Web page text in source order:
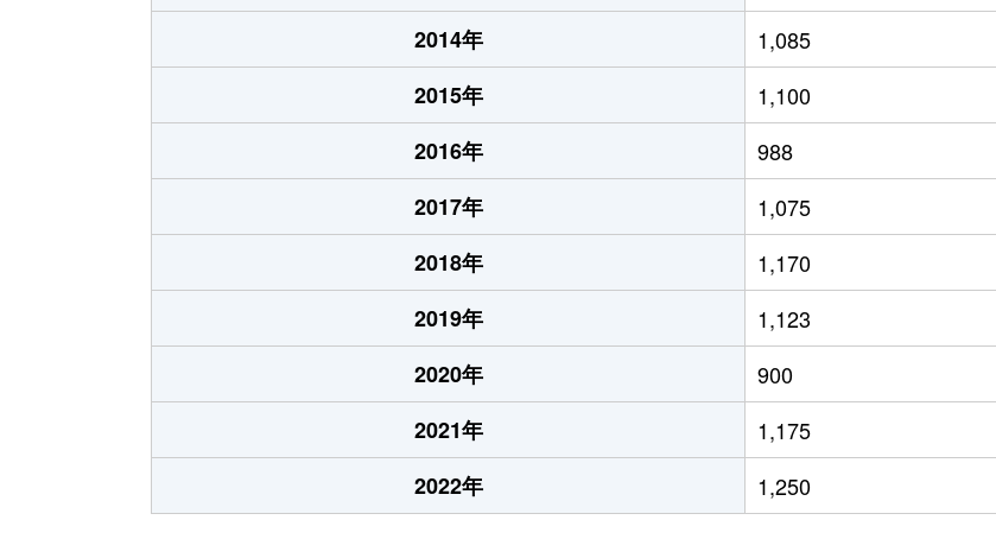
2014年
1,085
2015年
1,100
2016年
988
2017年
1,075
2018年
1,170
2019年
1,123
2020年
900
2021年
1,175
2022年
1,250